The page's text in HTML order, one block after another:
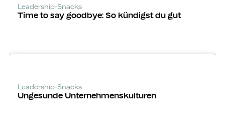
Leadership-Snacks
Time to say goodbye: So kündigst du gut
Leadership-Snacks
Ungesunde Unternehmens­kulturen